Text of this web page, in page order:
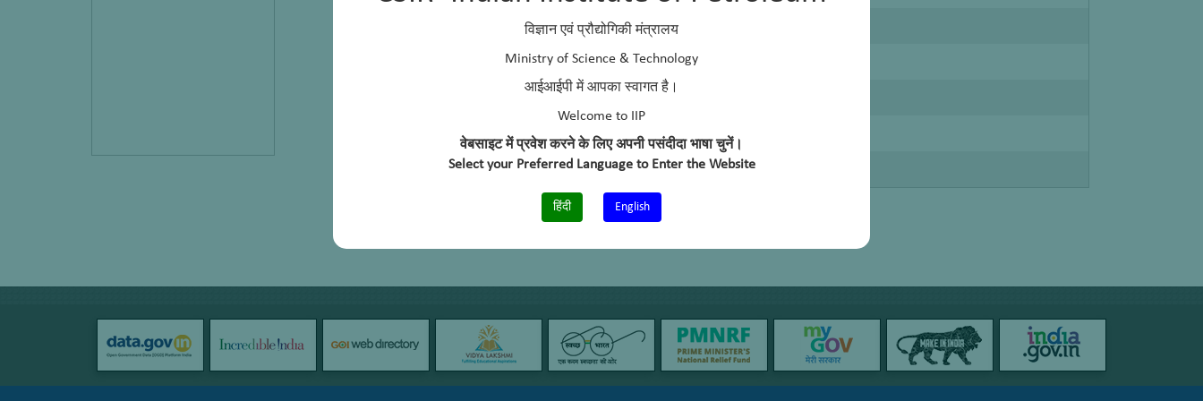
विज्ञान एवं प्रौद्योगिकी मंत्रालय
Ministry of Science & Technology
आईआईपी में आपका स्वागत है।
Welcome to IIP
वेबसाइट में प्रवेश करने के लिए अपनी पसंदीदा भाषा चुनें।
Select your Preferred Language to Enter the Website
हिंदी English
2009, Acharya Nagarjuna University
–
naidu87@iip.res.in
Cell No.(optional) 9634931316